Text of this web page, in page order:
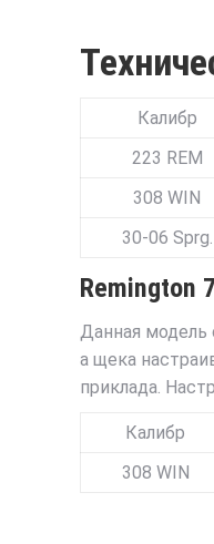
Калибр
223 REM
308 WIN
30-06 Sprg.
Remington
Данная модель
а щека
приклада.
Калибр
308 WIN